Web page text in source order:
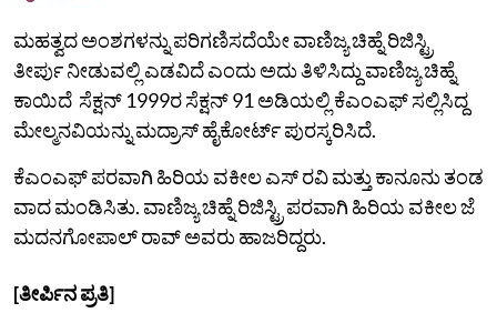
ಮಹತ್ವದ ಅಂಶಗಳನ್ನು ಪರಿಗಣಿಸದೆಯೇ ವಾಣಿಜ್ಯ ಚಿಹ್ನೆ ರಿಜಿಸ್ಟ್ರಿ
ತೀರ್ಪು ನೀಡುವಲ್ಲಿ ಎಡವಿದೆ ಎಂದು ಅದು ತಿಳಿಸಿದ್ದು ವಾಣಿಜ್ಯ ಚಿಹ್ನೆ
ಕಾಯಿದೆ ಸೆಕ್ಷನ್‌ 1999ರ ಸೆಕ್ಷನ್ 91 ಅಡಿಯಲ್ಲಿ ಕೆಎಂಎಫ್ ಸಲ್ಲಿಸಿದ್ದ
ಮೇಲ್ಮನವಿಯನ್ನು ಮದ್ರಾಸ್ ಹೈಕೋರ್ಟ್ ಪುರಸ್ಕರಿಸಿದೆ.
ಕೆಎಂಎಫ್ ಪರವಾಗಿ ಹಿರಿಯ ವಕೀಲ ಎಸ್ ರವಿ ಮತ್ತು ಕಾನೂನು ತಂಡ
ವಾದ ಮಂಡಿಸಿತು. ವಾಣಿಜ್ಯ ಚಿಹ್ನೆ ರಿಜಿಸ್ಟ್ರಿ ಪರವಾಗಿ ಹಿರಿಯ ವಕೀಲ ಜೆ
ಮದನಗೋಪಾಲ್ ರಾವ್ ಅವರು ಹಾಜರಿದ್ದರು.
[ತೀರ್ಪಿನ ಪ್ರತಿ]